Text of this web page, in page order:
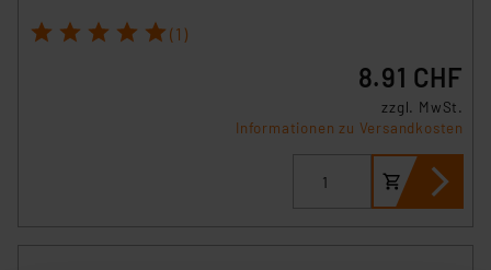
1 2 3 4 5 (1)
8.91 CHF
zzgl. MwSt.
Informationen zu Versandkosten